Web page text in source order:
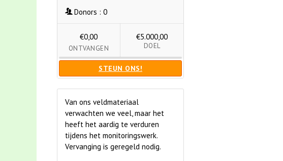
Donors : 0
€0,00
ONTVANGEN
€5.000,00
DOEL
STEUN ONS!
Van ons veldmateriaal
verwachten we veel, maar het
heeft het aardig te verduren
tijdens het monitoringswerk.
Vervanging is geregeld nodig.